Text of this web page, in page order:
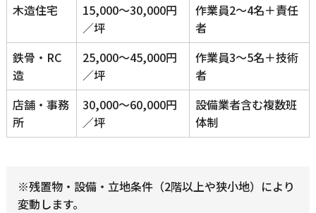
木造住宅
15,000～30,000円
／坪
作業員2～4名＋責任
者
鉄骨・RC
造
25,000～45,000円
／坪
作業員3～5名＋技術
者
店舗・事務
所
30,000～60,000円
／坪
設備業者含む複数班
体制
※残置物・設備・立地条件（2階以上や狭小地）により
変動します。